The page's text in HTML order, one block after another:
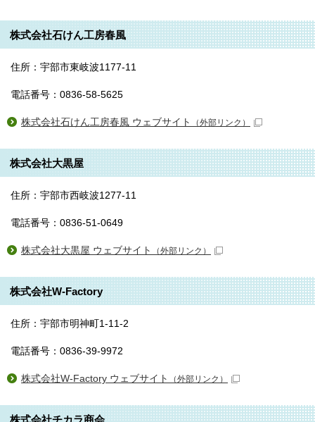
株式会社石けん工房春風
住所：宇部市東岐波1177-11
電話番号：0836-58-5625
株式会社石けん工房春風 ウェブサイト （外部リンク）
株式会社大黒屋
住所：宇部市西岐波1277-11
電話番号：0836-51-0649
株式会社大黒屋 ウェブサイト （外部リンク）
株式会社W-Factory
住所：宇部市明神町1-11-2
電話番号：0836-39-9972
株式会社W-Factory ウェブサイト （外部リンク）
株式会社チカラ商会